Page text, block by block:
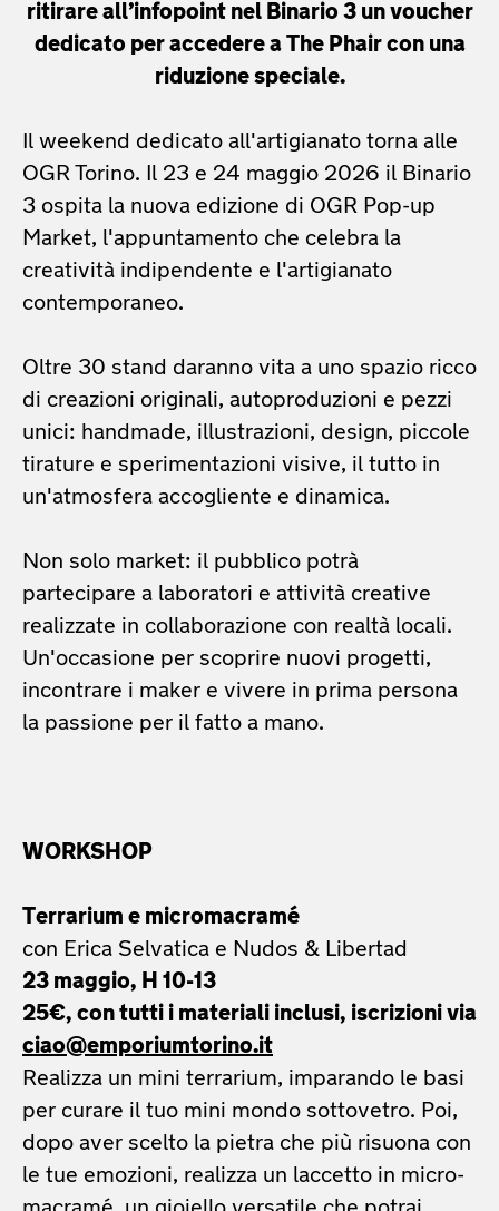
ritirare all’infopoint nel Binario 3 un voucher
dedicato per accedere a The Phair con una
riduzione speciale.
Il weekend dedicato all'artigianato torna alle
OGR Torino. Il 23 e 24 maggio 2026 il Binario
3 ospita la nuova edizione di OGR Pop-up
Market, l'appuntamento che celebra la
creatività indipendente e l'artigianato
contemporaneo.
Oltre 30 stand daranno vita a uno spazio ricco
di creazioni originali, autoproduzioni e pezzi
unici: handmade, illustrazioni, design, piccole
tirature e sperimentazioni visive, il tutto in
un'atmosfera accogliente e dinamica.
Non solo market: il pubblico potrà
partecipare a laboratori e attività creative
realizzate in collaborazione con realtà locali.
Un'occasione per scoprire nuovi progetti,
incontrare i maker e vivere in prima persona
la passione per il fatto a mano.
WORKSHOP
Terrarium e micromacramé
con Erica Selvatica e Nudos & Libertad
23 maggio, H 10-13
25€, con tutti i materiali inclusi, iscrizioni via
ciao@emporiumtorino.it
Realizza un mini terrarium, imparando le basi
per curare il tuo mini mondo sottovetro. Poi,
dopo aver scelto la pietra che più risuona con
le tue emozioni, realizza un laccetto in micro-